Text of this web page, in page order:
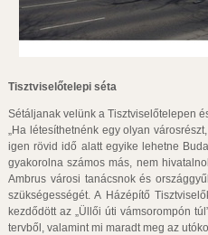
Tisztviselőtelepi séta
Sétáljanak velünk a Tisztviselőtelepen
„Ha létesíthetnénk egy olyan
igen rövid idő alatt egyike lehetne
gyakorolna számos más, nem
Ambrus városi tanácsnok és
szükségességét. A Házépítő
kezdődött az „Üllői úti vámsorompón
tervből, valamint mi maradt meg az